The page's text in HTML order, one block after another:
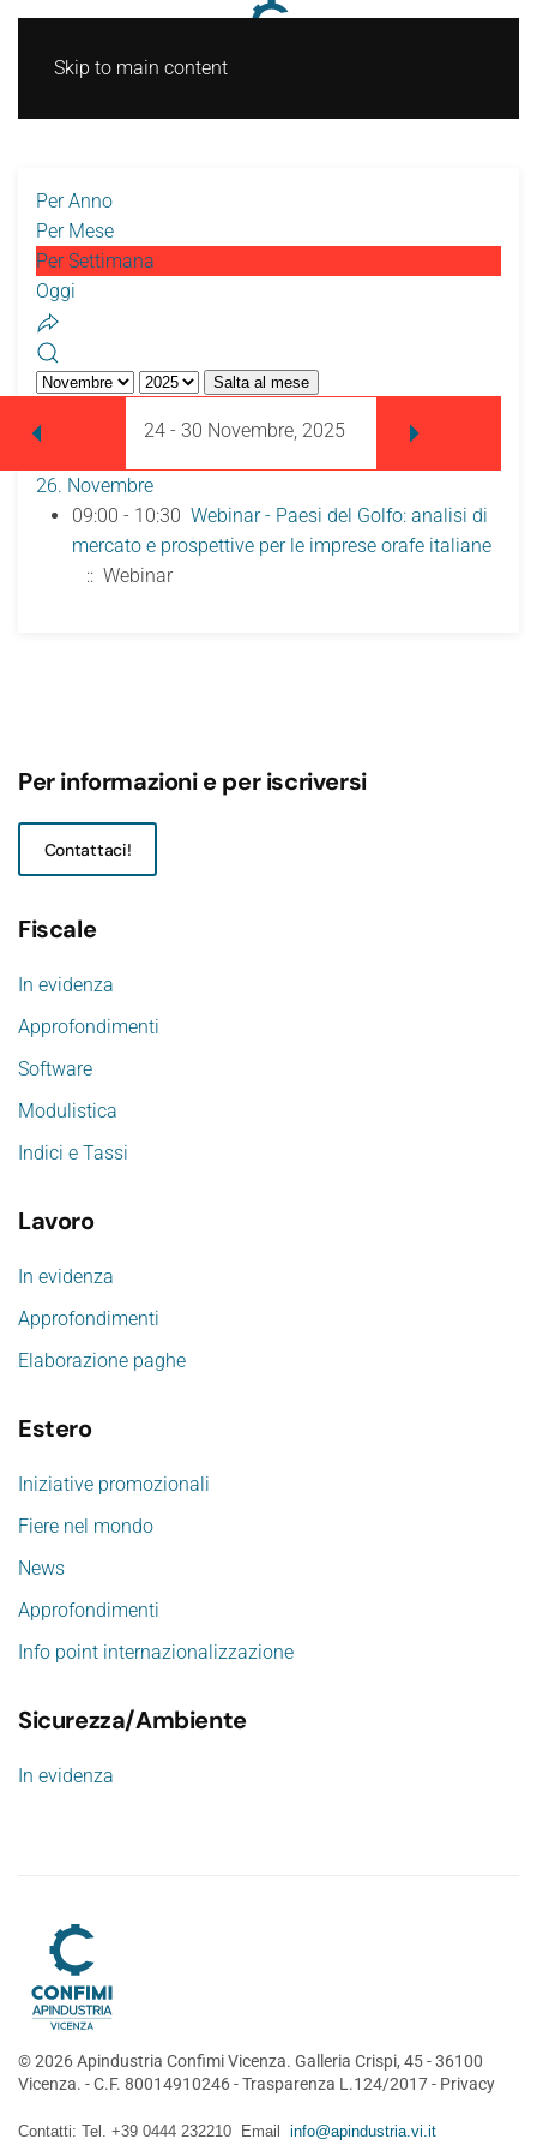
Skip to main content
Per Anno
Per Mese
Per Settimana
Oggi
Salta al mese
24 - 30 Novembre, 2025
26. Novembre
09:00 - 10:30 Webinar - Paesi del Golfo: analisi di
mercato e prospettive per le imprese orafe italiane
:: Webinar
Per informazioni e per iscriversi
Contattaci!
Fiscale
In evidenza
Approfondimenti
Software
Modulistica
Indici e Tassi
Lavoro
In evidenza
Approfondimenti
Elaborazione paghe
Estero
Iniziative promozionali
Fiere nel mondo
News
Approfondimenti
Info point internazionalizzazione
Sicurezza/Ambiente
In evidenza
©2026Apindustria Confimi Vicenza. Galleria Crispi, 45 - 36100
Vicenza. - C.F. 80014910246 -Trasparenza L.124/2017- Privacy
Contatti: Tel. +39 0444 232210 Email info@apindustria.vi.it